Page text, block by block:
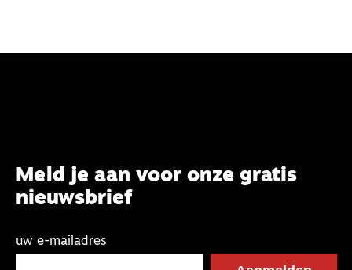
Meld je aan voor onze gratis
nieuwsbrief
uw e-mailadres